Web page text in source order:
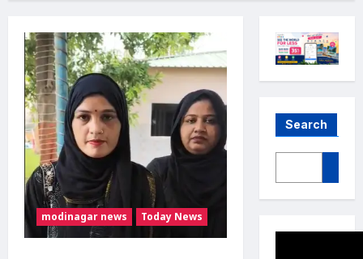
modinagar news Today News
Search